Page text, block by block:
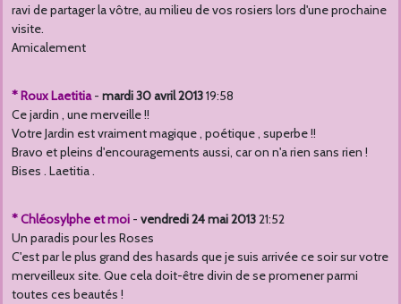
ravi de partager la vôtre, au milieu de vos rosiers lors d'une prochaine
visite.
Amicalement
* Roux Laetitia- mardi 30 avril 201319:58
Ce jardin , une merveille !!
Votre Jardin est vraiment magique , poétique , superbe !!
Bravo et pleins d'encouragements aussi, car on n'a rien sans rien !
Bises . Laetitia .
* Chléosylphe et moi - vendredi 24 mai 201321:52
Un paradis pour les Roses
C'est par le plus grand des hasards que je suis arrivée ce soir sur votre
merveilleux site. Que cela doit-être divin de se promener parmi
toutes ces beautés !